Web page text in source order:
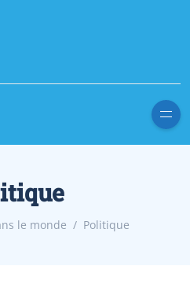
le monde Politique